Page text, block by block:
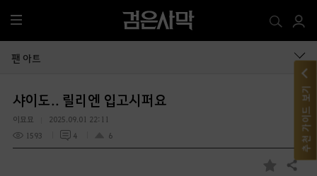
전
체
메
팬 아트
샤이도.. 릴리엔 입고시퍼요
이묘묘
2025.09.01 22:11
1593
4 6
즐
공유하기
추천 가이드 보기